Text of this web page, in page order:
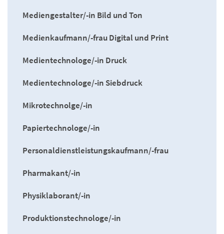
Mediengestalter/-in Bild und Ton
Medienkaufmann/-frau Digital und Print
Medientechnologe/-in Druck
Medientechnologe/-in Siebdruck
Mikrotechnolge/-in
Papiertechnologe/-in
Personaldienstleistungskaufmann/-frau
Pharmakant/-in
Physiklaborant/-in
Produktionstechnologe/-in